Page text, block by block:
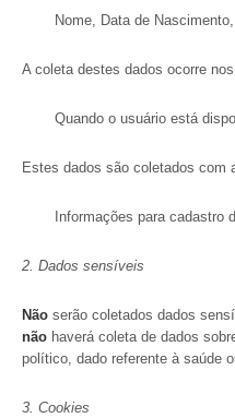
Os melhores benefícios
Nome, Data de
A coleta destes dados ocorre
Quando o usuário está
Estes dados são coletados com
Informações para cadastro
2. Dados sensíveis
Não serão coletados dados
não haverá coleta de dados
político, dado referente à saúde
3. Cookies